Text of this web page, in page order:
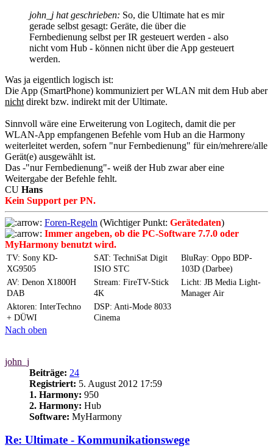
john_j hat geschrieben: So, die Ultimate hat es mir
gerade selbst gesagt: Geräte, die über die
Fernbedienung selbst per IR gesteuert werden - also
nicht vom Hub - können nicht über die App gesteuert
werden.
Was ja eigentlich logisch ist:
Die App (SmartPhone) kommuniziert per WLAN mit dem Hub aber
nicht direkt bzw. indirekt mit der Ultimate.
Sinnvoll wäre eine Erweiterung von Logitech, damit die per
WLAN-App empfangenen Befehle vom Hub an die Harmony
weiterleitet werden, sofern "nur Fernbedienung" für ein/mehrere/alle
Gerät(e) ausgewählt ist.
Das -"nur Fernbedienung"- weiß der Hub zwar aber eine
Weitergabe der Befehle fehlt.
CU Hans
Kein Support per PN.
Foren-Regeln (Wichtiger Punkt: Gerätedaten)
Immer angeben, ob die PC-Software 7.7.0 oder
MyHarmony benutzt wird.
TV: Sony KD-
XG9505
SAT: TechniSat Digit
ISIO STC
BluRay: Oppo BDP-
103D (Darbee)
AV: Denon X1800H
DAB
Stream: FireTV-Stick
4K
Licht: JB Media Light-
Manager Air
Aktoren: InterTechno
+ DÜWI
DSP: Anti-Mode 8033
Cinema
Nach oben
john_j
Beiträge: 24
Registriert: 5. August 2012 17:59
1. Harmony: 950
2. Harmony: Hub
Software: MyHarmony
Re: Ultimate - Kommunikationswege